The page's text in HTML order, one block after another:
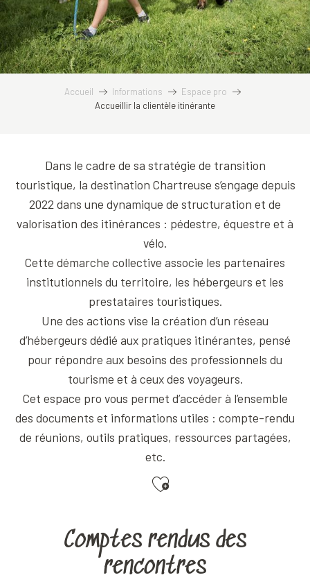
Accueil Informations
Espace pro
Accueillir la clientèle itinérante
Dans le cadre de sa stratégie de transition
touristique, la destination Chartreuse s’engage depuis
2022 dans une dynamique de structuration et de
valorisation des itinérances : pédestre, équestre et à
vélo.
Cette démarche collective associe les partenaires
institutionnels du territoire, les hébergeurs et les
prestataires touristiques.
Une des actions vise la création d’un réseau
d’hébergeurs dédié aux pratiques itinérantes, pensé
pour répondre aux besoins des professionnels du
tourisme et à ceux des voyageurs.
Cet espace pro vous permet d’accéder à l’ensemble
des documents et informations utiles : compte-rendu
de réunions, outils pratiques, ressources partagées,
etc.
Ajouter aux favoris
Comptes rendus des
rencontres